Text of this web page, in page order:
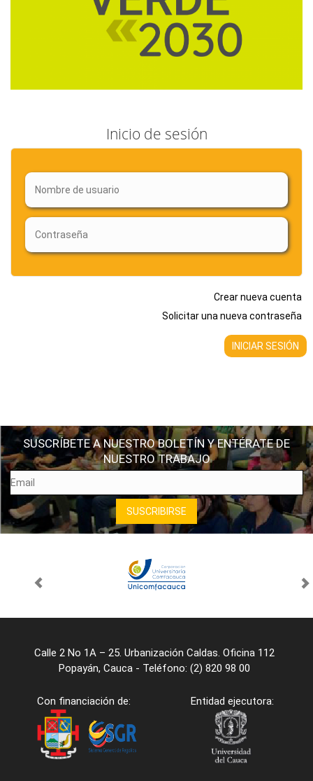
Inicio de sesión
Crear nueva cuenta
Solicitar una nueva contraseña
SUSCRÍBETE A NUESTRO BOLETÍN Y ENTÉRATE DE
NUESTRO TRABAJO
Calle 2 No 1A – 25. Urbanización Caldas. Oficina 112
Popayán, Cauca - Teléfono: (2) 820 98 00
Con financiación de: Entidad ejecutora: